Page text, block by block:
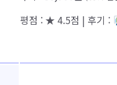
평점 : ★ 4.5점 | 후기 :